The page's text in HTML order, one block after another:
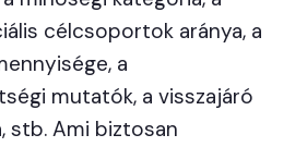
célcsoportok aránya, a
a
mutatók, a visszajáró
stb. Ami biztosan